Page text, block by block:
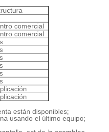
comercial
comercial
están disponibles;
usando el último equipo;